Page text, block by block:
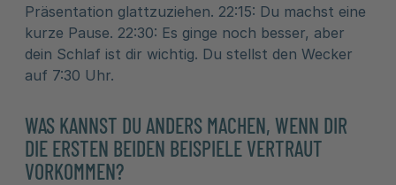
Präsentation glattzuziehen. 22:15: Du machst eine
kurze Pause. 22:30: Es ginge noch besser, aber
dein Schlaf ist dir wichtig. Du stellst den Wecker
auf 7:30 Uhr.
WAS KANNST DU ANDERS MACHEN, WENN DIR
DIE ERSTEN BEIDEN BEISPIELE VERTRAUT
VORKOMMEN?